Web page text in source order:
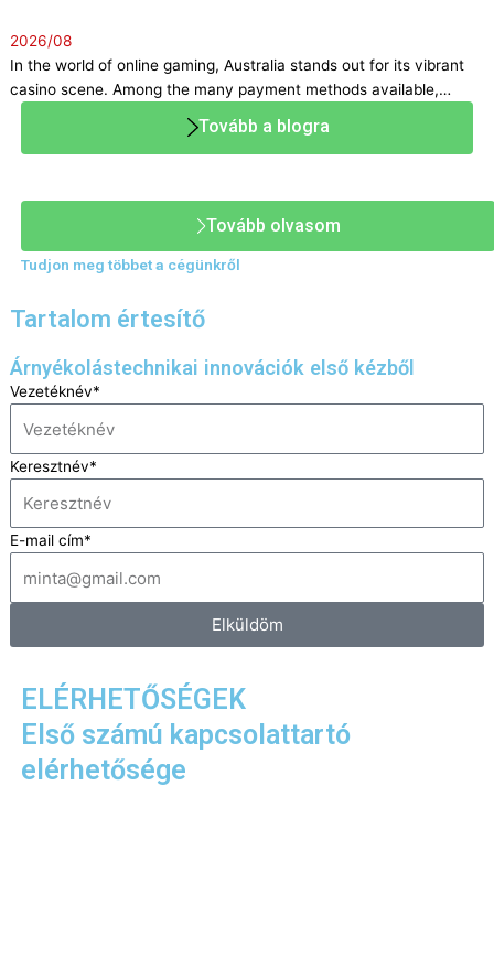
2026/08
In the world of online gaming, Australia stands out for its vibrant
casino scene. Among the many payment methods available,…
Tovább a blogra
Krüllung Árnyékolástechnika
Tudjon meg többet a cégünkről
Tovább olvasom
Tartalom értesítő
Árnyékolástechnikai innovációk első kézből
Vezetéknév*
Keresztnév*
E-mail cím*
Elküldöm
ELÉRHETŐSÉGEK​
Első számú kapcsolattartó
elérhetősége​